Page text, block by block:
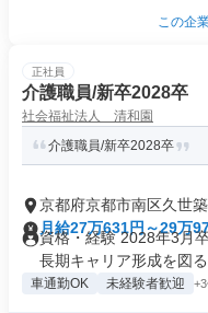
この企
正社員
介護職員/新卒2028卒
社会福祉法人 清和園
介護職員/新卒2028卒
京都府京都市南区久世
月給27万631円～29万
資格・経験 2028年3月
長期キャリア形成を図る
車通勤OK 未経験者歓迎